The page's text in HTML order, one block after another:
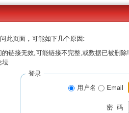
此页面，可能如下几个原因:
链接无效,可能链接不完整,或数据已被删除!
坛
登录
用户名
Email
密 码